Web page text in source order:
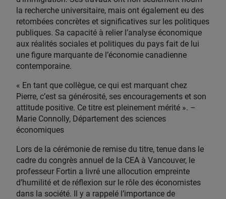
la recherche universitaire, mais ont également eu des
retombées concrètes et significatives sur les politiques
publiques. Sa capacité à relier l’analyse économique
aux réalités sociales et politiques du pays fait de lui
une figure marquante de l’économie canadienne
contemporaine.
« En tant que collègue, ce qui est marquant chez
Pierre, c’est sa générosité, ses encouragements et son
attitude positive. Ce titre est pleinement mérité ». –
Marie Connolly, Département des sciences
économiques
Lors de la cérémonie de remise du titre, tenue dans le
cadre du congrès annuel de la CEA à Vancouver, le
professeur Fortin a livré une allocution empreinte
d’humilité et de réflexion sur le rôle des économistes
dans la société. Il y a rappelé l’importance de